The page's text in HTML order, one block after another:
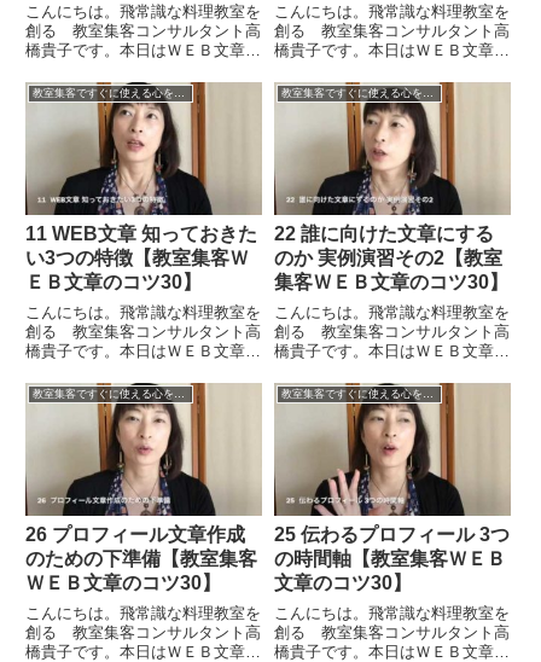
こんにちは。飛常識な料理教室を
創る 教室集客コンサルタント高
橋貴子です。本日はＷＥＢ文章の
すい文章構成」についてお話をし
たいと思います。わかりやすい文
章の基本構成というのは、そもそ
も、見出し（タイトル）があっ
こんにちは。飛常識な料理教室を
創る 教室集客コンサルタント高
橋貴子です。本日はＷＥＢ文章の
のどこに使う文章なのかを意識す
る」ということについてお話をし
たいと思います。ＷＥＢ媒体で文
章がよく出てくるところは大き
11 WEB文章 知っておきた
い3つの特徴【教室集客Ｗ
ＥＢ文章のコツ30】
こんにちは。飛常識な料理教室を
創る 教室集客コンサルタント高
橋貴子です。本日はＷＥＢ文章の
章 知っておきたい３つの特徴」
についてお話をしたいと思いま
す。ＷＥＢの文章は通常の文章と
違い、少し、意識をしてほしい、
22 誰に向けた文章にする
のか 実例演習その2【教室
集客ＷＥＢ文章のコツ30】
こんにちは。飛常識な料理教室を
創る 教室集客コンサルタント高
橋貴子です。本日はＷＥＢ文章の
た文章にするのか 実例演習その
２」ということで、ロールケーキ
についてお伝えをしたいと思いま
す。ケーキなどはやはり、スイ
教室集客ですぐに使える心をつかむＷＥＢ文章のコツ30
26 プロフィール文章作成
のための下準備【教室集客
ＷＥＢ文章のコツ30】
こんにちは。飛常識な料理教室を
創る 教室集客コンサルタント高
橋貴子です。本日はＷＥＢ文章の
教室集客ですぐに使える心をつかむＷＥＢ文章のコツ30
25 伝わるプロフィール 3つ
の時間軸【教室集客ＷＥＢ
文章のコツ30】
こんにちは。飛常識な料理教室を
創る 教室集客コンサルタント高
橋貴子です。本日はＷＥＢ文章の